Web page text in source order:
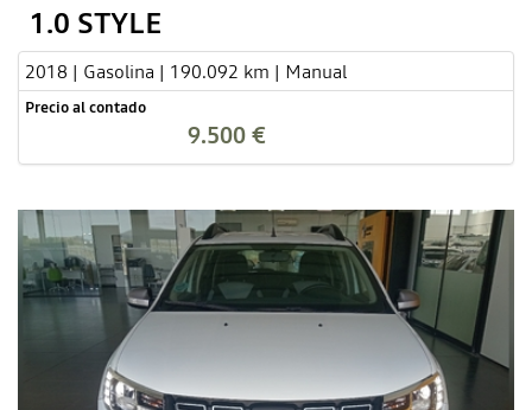
1.0 STYLE
2018 | Gasolina | 190.092 km | Manual
Precio al contado
9.500 €